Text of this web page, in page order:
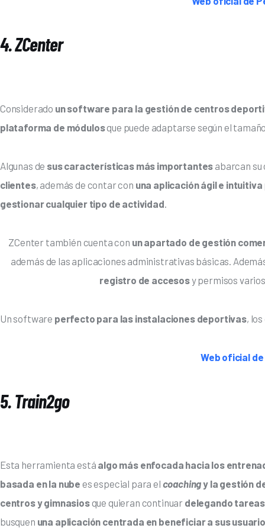
4. ZCenter
Considerado un software para la gestión de centros
plataforma de módulos que puede adaptarse según el
Algunas de sus características más importantes abarcan su
clientes, además de contar con una aplicación ágil e intuitiva
gestionar cualquier tipo de actividad
ZCenter también cuenta con un apartado de gestión
además de las aplicaciones administrativas básicas.
registro de accesos y permisos
Un software perfecto para las instalaciones deportivas,
Web oficial
5. Train2go
Esta herramienta está algo más enfocada hacia los
basada en la nube es especial para el coaching y la gestión
centros y gimnasios que quieran continuar delegando
busquen una aplicación centrada en beneficiar a sus